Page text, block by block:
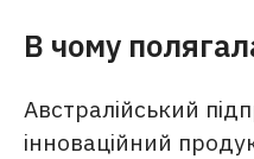
В чому
Австралійський
інноваційний